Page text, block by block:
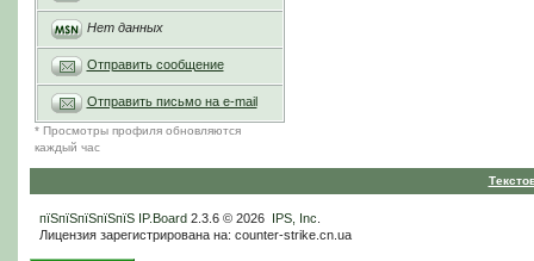
Нет данных
Отправить сообщение
Отправить письмо на e-mail
* Просмотры профиля обновляются
каждый час
пїЅпїЅпїЅпїЅпїЅ IP.Board2.3.6 © 2026 IPS, Inc
Лицензия зарегистрирована на: counter-strike.cn.ua